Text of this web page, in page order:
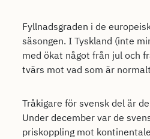
Fyllnadsgraden i de
säsongen. I Tyskland (inte
med ökat något från jul och
tvärs mot vad som är
Tråkigare för svensk del är
Under december var de
priskoppling mot